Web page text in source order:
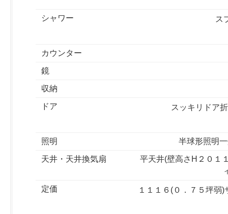
シャワー ス
カウンター
鏡
収納
ドア スッキリドア
照明 半球形照明
天井・天井換気扇 平天井(壁高さH２０１
定価 １１１６(０．７５坪弱